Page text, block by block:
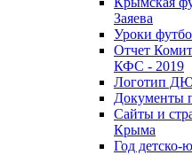
Заяева
Уроки
Отчет
КФС - 2019
Логотип
Документы
Сайты и
Крыма
Год детско-